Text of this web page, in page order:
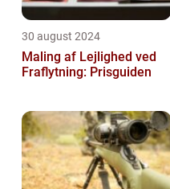
30 august 2024
Maling af Lejlighed ved
Fraflytning: Prisguiden